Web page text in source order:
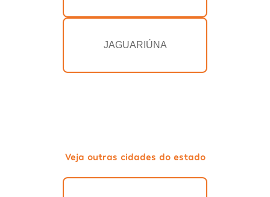
JAGUARIÚNA
Veja outras cidades do estado